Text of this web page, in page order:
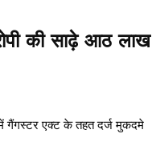
की साढ़े आठ लाख
गैंगस्टर एक्ट के तहत दर्ज मुकदमे